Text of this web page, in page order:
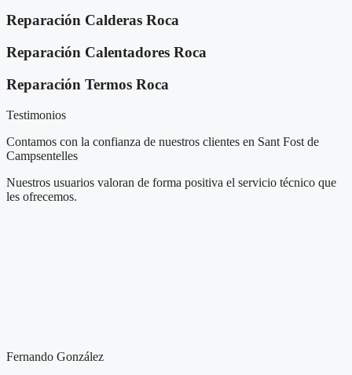
Reparación Calderas Roca
Reparación Calentadores Roca
Reparación Termos Roca
Testimonios
Contamos con la confianza de nuestros clientes en Sant Fost de
Campsentelles
Nuestros usuarios valoran de forma positiva el servicio técnico que
les ofrecemos.
Fernando González